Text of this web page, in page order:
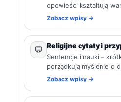
opowieści kształtują
Zobacz wpisy →
💬 Religijne cytaty i
Sentencje i nauki –
porządkują myślenie o
Zobacz wpisy →